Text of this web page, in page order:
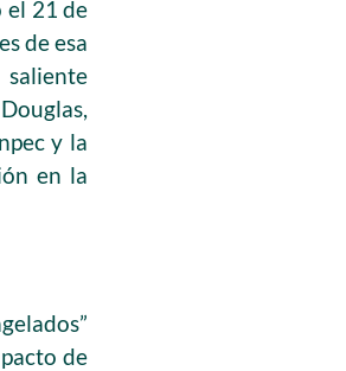
el 21 de
de esa
y la
en la
de